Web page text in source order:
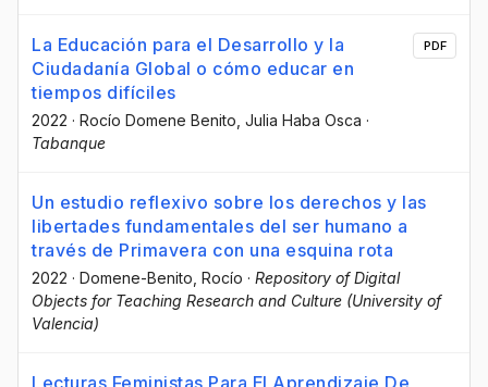
La Educación para el Desarrollo y la
Ciudadanía Global o cómo educar en
tiempos difíciles
2022 · Rocío Domene Benito , Julia Haba Osca ·
Tabanque
PDF
Un estudio reflexivo sobre los derechos y las
libertades fundamentales del ser humano a
través de Primavera con una esquina rota
2022 · Domene-Benito, Rocío · Repository of Digital
Objects for Teaching Research and Culture (University of
Valencia)
Lecturas Feministas Para El Aprendizaje De